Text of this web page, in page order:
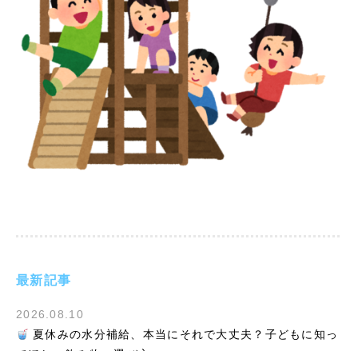
最新記事
2026.08.10
夏休みの水分補給、本当にそれで大丈夫？子どもに知っ